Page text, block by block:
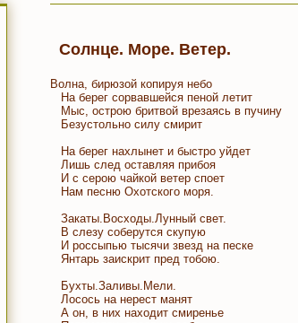
Солнце. Море. Ветер.
Волна, бирюзой копируя небо
На берег сорвавшейся пеной летит
Мыс, острою бритвой врезаясь в пучину
Безустольно силу смирит
На берег нахлынет и быстро уйдет
Лишь след оставляя прибоя
И с серою чайкой ветер споет
Нам песню Охотского моря.
Закаты.Восходы.Лунный свет.
В слезу соберутся скупую
И россыпью тысячи звезд на песке
Янтарь заискрит пред тобою.
Бухты.Заливы.Мели.
Лосось на нерест манят
А он, в них находит смиренье